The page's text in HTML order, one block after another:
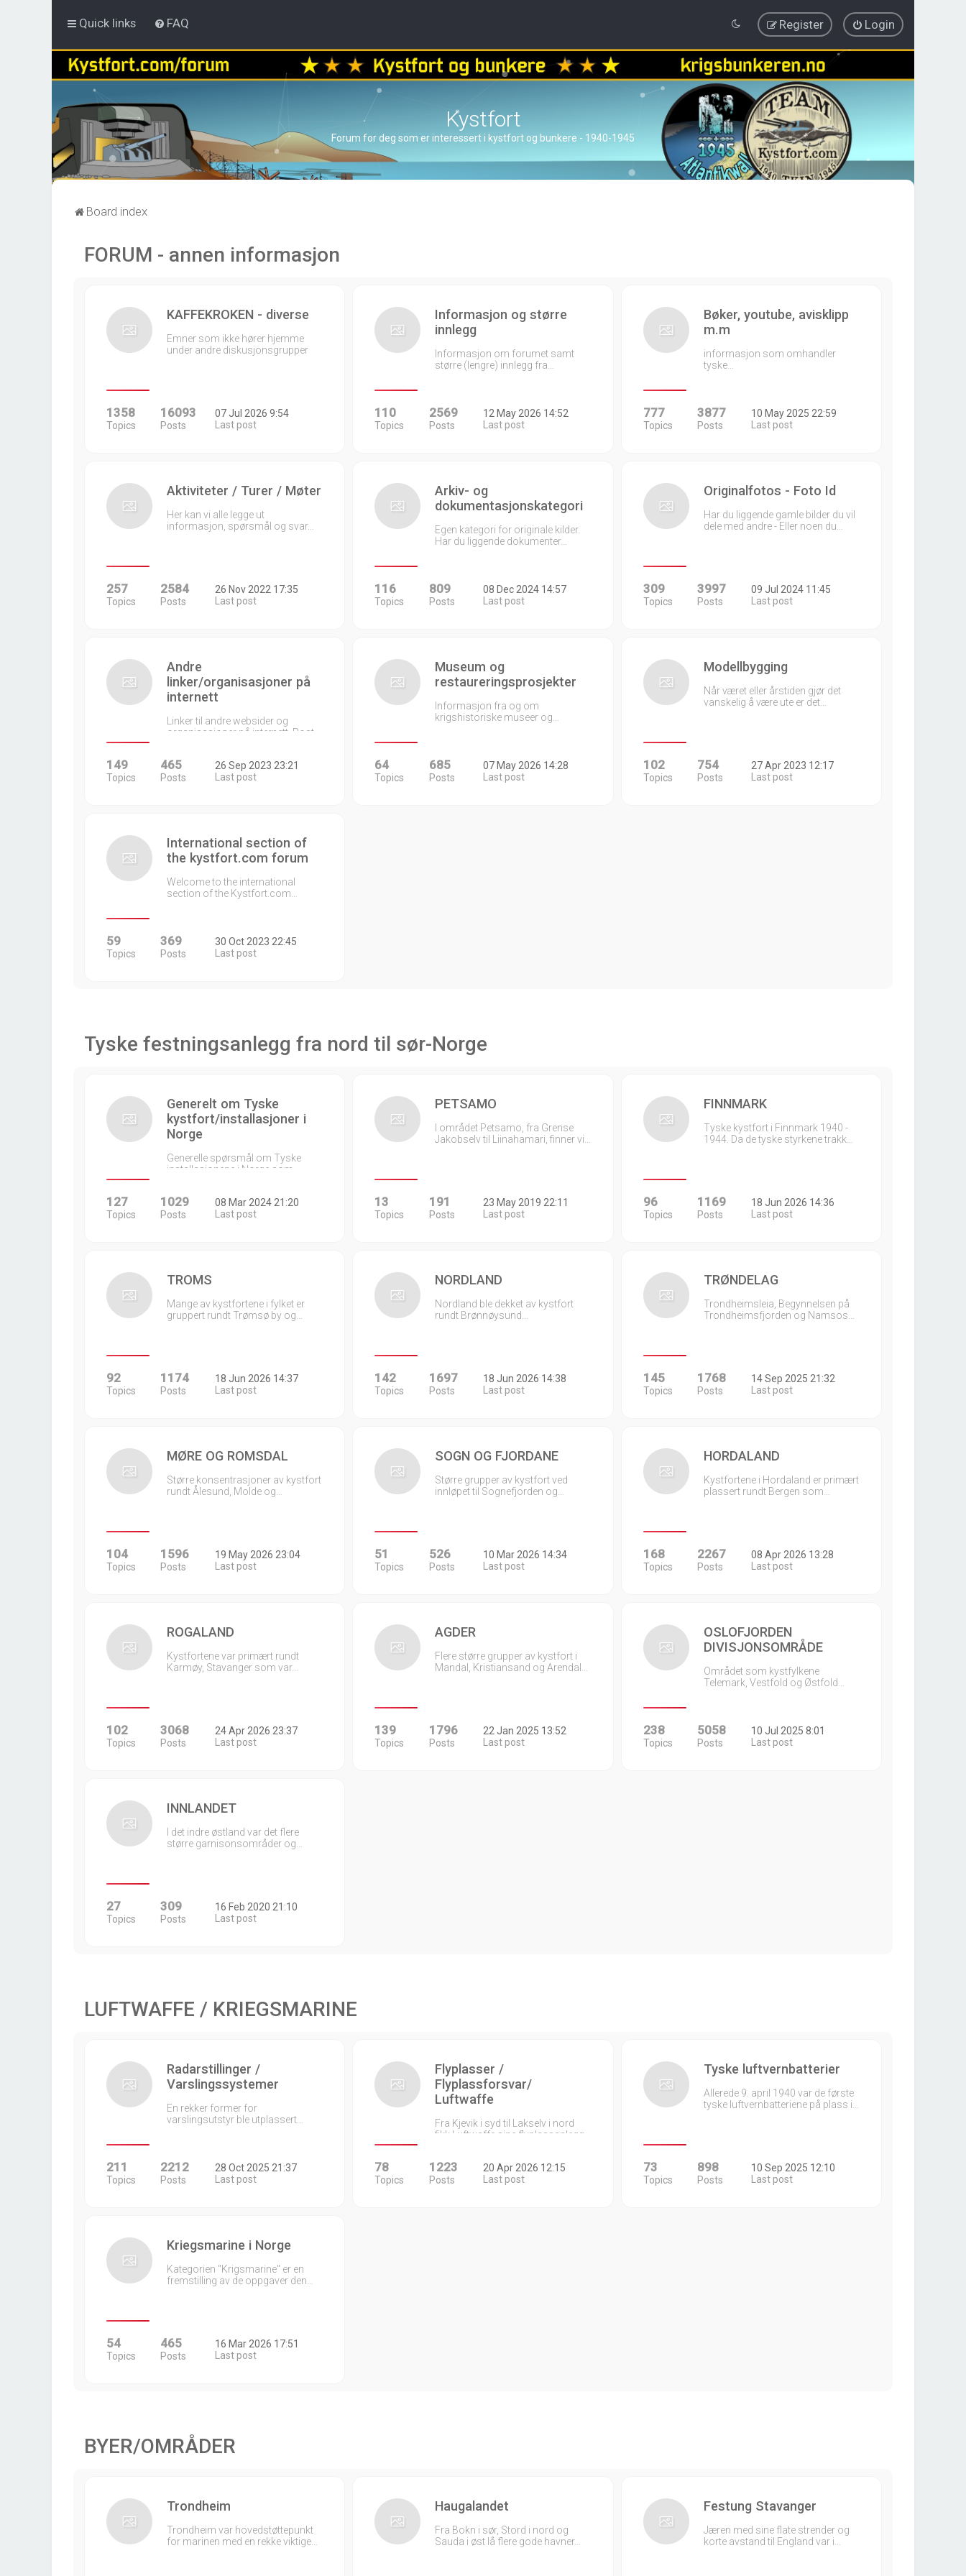
Quick links FAQ Login
Register
Kystfort
Forum for deg som er interessert i kystfort og bunkere - 1940-1945
Board index
FORUM - annen informasjon
KAFFEKROKEN - diverse
Emner som ikke hører hjemme
under andre diskusjonsgrupper
1358
Topics
16093
Posts
07 Jul 2026 9:54
Last post
Informasjon og større
innlegg
Informasjon om forumet samt
større (lengre) innlegg fra…
110
Topics
2569
Posts
12 May 2026 14:52
Last post
Bøker, youtube, avisklipp
m.m
informasjon som omhandler
tyske…
777
Topics
3877
Posts
10 May 2025 22:59
Last post
Aktiviteter / Turer / Møter
Her kan vi alle legge ut
informasjon, spørsmål og svar…
257
Topics
2584
Posts
26 Nov 2022 17:35
Last post
Arkiv- og
dokumentasjonskategori
Egen kategori for originale kilder.
Har du liggende dokumenter…
116
Topics
809
Posts
08 Dec 2024 14:57
Last post
Originalfotos - Foto Id
Har du liggende gamle bilder du vil
dele med andre - Eller noen du…
309
Topics
3997
Posts
09 Jul 2024 11:45
Last post
Andre
linker/organisasjoner på
internett
Linker til andre websider og
organisasjoner på internett. Post…
149
Topics
465
Posts
26 Sep 2023 23:21
Last post
Museum og
restaureringsprosjekter
Informasjon fra og om
krigshistoriske museer og…
64
Topics
685
Posts
07 May 2026 14:28
Last post
Modellbygging
Når været eller årstiden gjør det
vanskelig å være ute er det…
102
Topics
754
Posts
27 Apr 2023 12:17
Last post
International section of
the kystfort.com forum
Welcome to the international
section of the Kystfort.com…
59
Topics
369
Posts
30 Oct 2023 22:45
Last post
Tyske festningsanlegg fra nord til sør-Norge
Generelt om Tyske
kystfort/installasjoner i
Norge
Generelle spørsmål om Tyske
installasjonene i Norge som…
127
Topics
1029
Posts
08 Mar 2024 21:20
Last post
PETSAMO
I området Petsamo, fra Grense
Jakobselv til Liinahamari, finner vi…
13
Topics
191
Posts
23 May 2019 22:11
Last post
FINNMARK
Tyske kystfort i Finnmark 1940 -
1944. Da de tyske styrkene trakk…
96
Topics
1169
Posts
18 Jun 2026 14:36
Last post
TROMS
Mange av kystfortene i fylket er
gruppert rundt Trømsø by og…
92
Topics
1174
Posts
18 Jun 2026 14:37
Last post
NORDLAND
Nordland ble dekket av kystfort
rundt Brønnøysund…
142
Topics
1697
Posts
18 Jun 2026 14:38
Last post
TRØNDELAG
Trondheimsleia, Begynnelsen på
Trondheimsfjorden og Namsos…
145
Topics
1768
Posts
14 Sep 2025 21:32
Last post
MØRE OG ROMSDAL
Større konsentrasjoner av kystfort
rundt Ålesund, Molde og…
104
Topics
1596
Posts
19 May 2026 23:04
Last post
SOGN OG FJORDANE
Større grupper av kystfort ved
innløpet til Sognefjorden og…
51
Topics
526
Posts
10 Mar 2026 14:34
Last post
HORDALAND
Kystfortene i Hordaland er primært
plassert rundt Bergen som…
168
Topics
2267
Posts
08 Apr 2026 13:28
Last post
ROGALAND
Kystfortene var primært rundt
Karmøy, Stavanger som var…
102
Topics
3068
Posts
24 Apr 2026 23:37
Last post
AGDER
Flere større grupper av kystfort i
Mandal, Kristiansand og Arendal…
139
Topics
1796
Posts
22 Jan 2025 13:52
Last post
OSLOFJORDEN
DIVISJONSOMRÅDE
Området som kystfylkene
Telemark, Vestfold og Østfold…
238
Topics
5058
Posts
10 Jul 2025 8:01
Last post
INNLANDET
I det indre østland var det flere
større garnisonsområder og…
27
Topics
309
Posts
16 Feb 2020 21:10
Last post
LUFTWAFFE / KRIEGSMARINE
Radarstillinger /
Varslingssystemer
En rekker former for
varslingsutstyr ble utplassert…
211
Topics
2212
Posts
28 Oct 2025 21:37
Last post
Flyplasser /
Flyplassforsvar/
Luftwaffe
Fra Kjevik i syd til Lakselv i nord
fikk Luftwaffe sine flyplassanlegg…
78
Topics
1223
Posts
20 Apr 2026 12:15
Last post
Tyske luftvernbatterier
Allerede 9. april 1940 var de første
tyske luftvernbatteriene på plass i…
73
Topics
898
Posts
10 Sep 2025 12:10
Last post
Kriegsmarine i Norge
Kategorien "Krigsmarine" er en
fremstilling av de oppgaver den…
54
Topics
465
Posts
16 Mar 2026 17:51
Last post
BYER/OMRÅDER
Trondheim
Trondheim var hovedstøttepunkt
for marinen med en rekke viktige…
Haugalandet
Fra Bokn i sør, Stord i nord og
Sauda i øst lå flere gode havner…
Festung Stavanger
Jæren med sine flate strender og
korte avstand til England var i…